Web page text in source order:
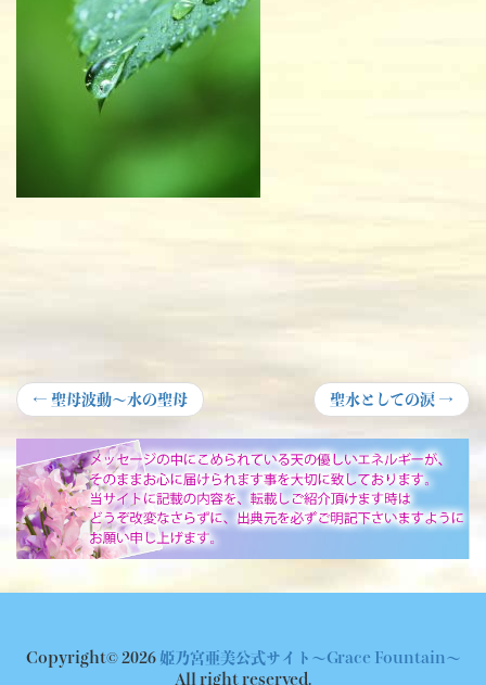
投
稿
ナ
ビ
ゲ
ー
ョ
← Previous
post:
聖母波動～水の聖母
Next
post:
聖水としての涙 →
Copyright© 2026 姫乃宮亜美公式サイト～Grace Fountain～
All right reserved.